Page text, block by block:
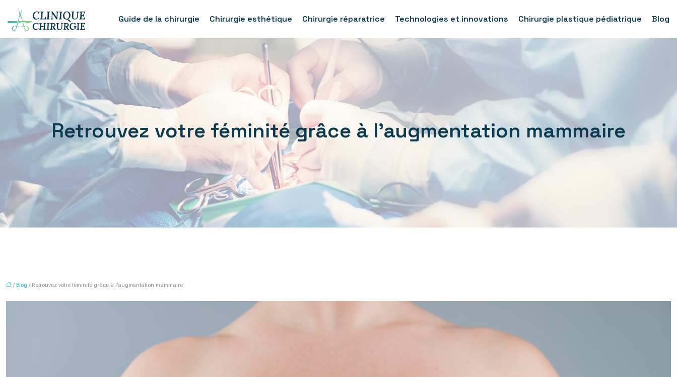
Guide de la chirurgie Chirurgie esthétique Chirurgie réparatrice Technologies et innovations Chirurgie plastique pédiatrique Blog
Retrouvez votre féminité grâce à l’augmentation mammaire
/ Blog / Retrouvez votre féminité grâce à l’augmentation mammaire